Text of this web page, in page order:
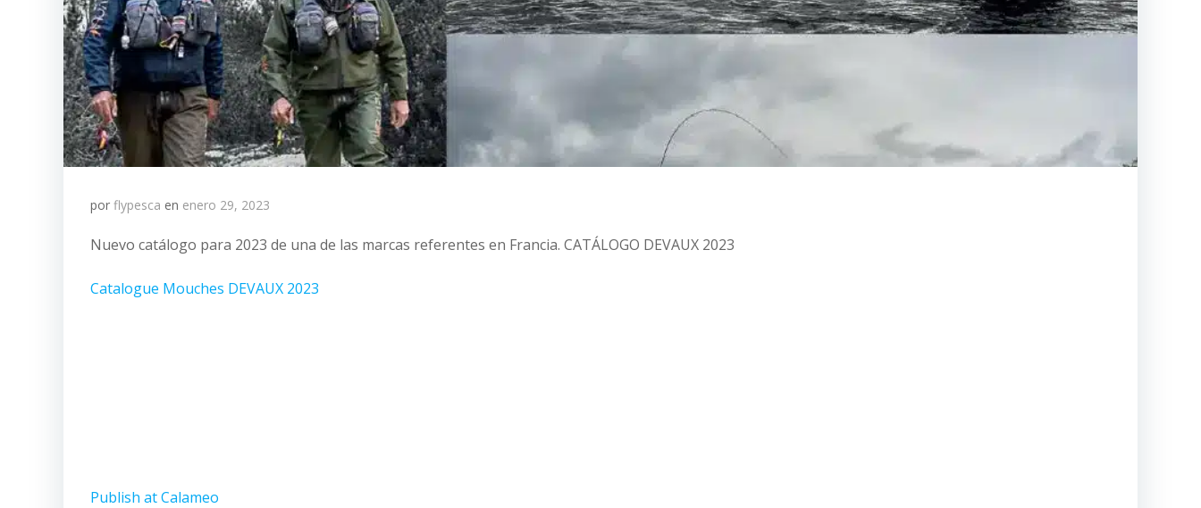
por flypesca en enero 29, 2023
Nuevo catálogo para 2023 de una de las marcas referentes en Francia. CATÁLOGO DEVAUX 2023
Catalogue Mouches DEVAUX 2023
Publish at Calameo